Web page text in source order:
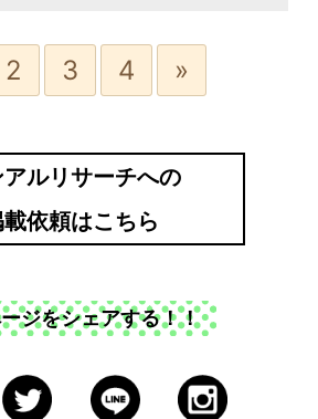
2 3 4 »
アルリサーチへの
依頼はこちら
ジをシェアする！！